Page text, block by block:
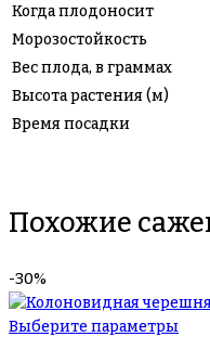
Когда плодоносит
Морозостойкость
Вес плода, в граммах
Высота растения (м)
Время посадки
Похожие
-30%
Выберите параметры